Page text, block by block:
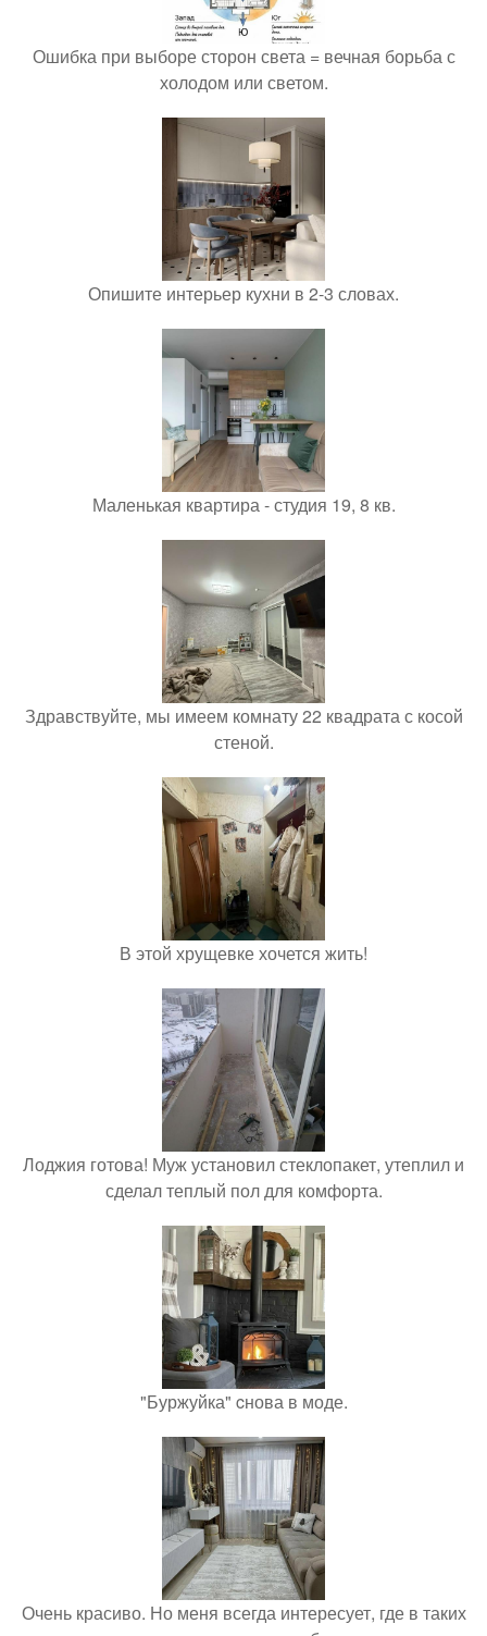
Ошибка при выборе сторон света = вечная борьба с
холодом или светом.
Опишите интерьер кухни в 2-3 словах.
Маленькая квартира - студия 19, 8 кв.
Здравствуйте, мы имеем комнату 22 квадрата с косой
стеной.
В этой хрущевке хочется жить!
Лоджия готова! Муж установил стеклопакет, утеплил и
сделал теплый пол для комфорта.
"Буржуйка" cнова в моде.
Очень красиво. Но меня всегда интересует, где в таких